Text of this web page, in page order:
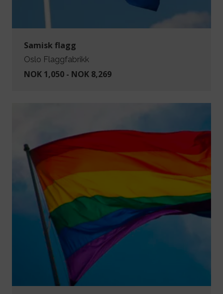
Samisk flagg
Oslo Flaggfabrikk
NOK 1,050 - NOK 8,269